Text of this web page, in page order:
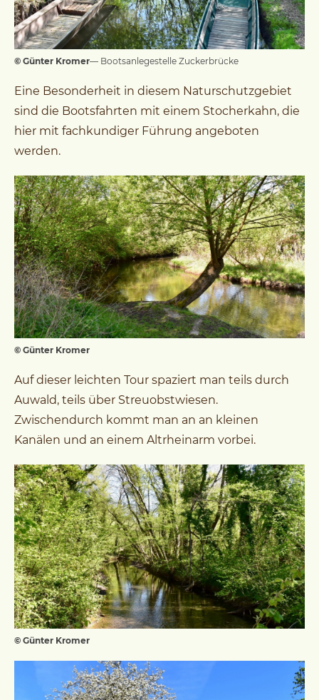
© Günter Kromer— Bootsanlegestelle Zuckerbrücke
Eine Besonderheit in diesem Naturschutzgebiet
sind die Bootsfahrten mit einem Stocherkahn, die
hier mit fachkundiger Führung angeboten
werden.
© Günter Kromer
Auf dieser leichten Tour spaziert man teils durch
Auwald, teils über Streuobstwiesen.
Zwischendurch kommt man an an kleinen
Kanälen und an einem Altrheinarm vorbei.
© Günter Kromer